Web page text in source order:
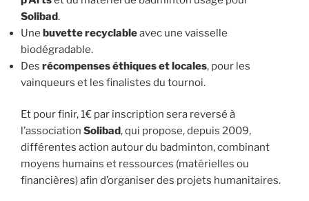
Solibad.
Une buvette recyclableavec une vaisselle
biodégradable.
Des récompenses éthiques et locales, pour les
vainqueurs et les finalistes du tournoi.
Et pour finir, 1€ par inscription sera reversé à
l’association Solibad, qui propose, depuis 2009,
différentes action autour du badminton, combinant
moyens humains et ressources (matérielles ou
financières) afin d’organiser des projets humanitaires.